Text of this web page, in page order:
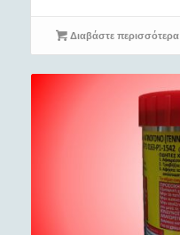
Διαβάστε περισσότερα